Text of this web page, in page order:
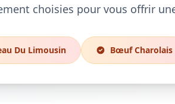
choisies pour vous offrir
Du Limousin Bœuf Charolais